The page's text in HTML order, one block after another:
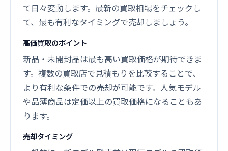
て日々変動します。最新の買取相場をチェックし
て、最も有利なタイミングで売却しましょう。
高価買取のポイント
新品・未開封品は最も高い買取価格が期待できま
す。複数の買取店で見積もりを比較することで、
より有利な条件での売却が可能です。人気モデル
や品薄商品は定価以上の買取価格になることもあ
ります。
売却タイミング